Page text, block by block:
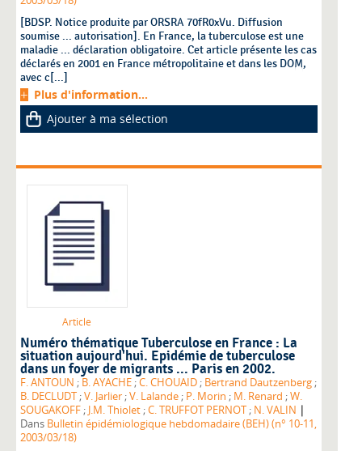
[BDSP. Notice produite par ORSRA 70fR0xVu. Diffusion
soumise ... autorisation]. En France, la tuberculose est une
maladie ... déclaration obligatoire. Cet article présente les cas
déclarés en 2001 en France métropolitaine et dans les DOM,
avec c[...]
Plus d'information...
Ajouter à ma sélection
Article
Numéro thématique Tuberculose en France : La
situation aujourd'hui. Epidémie de tuberculose
dans un foyer de migrants ... Paris en 2002.
F. ANTOUN ; B. AYACHE ;C. CHOUAID ; Bertrand Dautzenberg ;
B. DECLUDT ;V. Jarlier ;V. Lalande ; P. Morin ; M. Renard ;W.
SOUGAKOFF ; J.M. Thiolet ;C. TRUFFOT PERNOT ; N. VALIN |
Dans Bulletin épidémiologique hebdomadaire (BEH) (n° 10-11,
2003/03/18)